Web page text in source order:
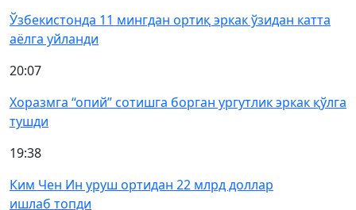
Ўзбекистонда 11 мингдан ортиқ эркак ўзидан катта
аёлга уйланди
20:07
Хоразмга “опий” сотишга борган ургутлик эркак қўлга
тушди
19:38
Ким Чен Ин уруш ортидан 22 млрд доллар
ишлаб топди